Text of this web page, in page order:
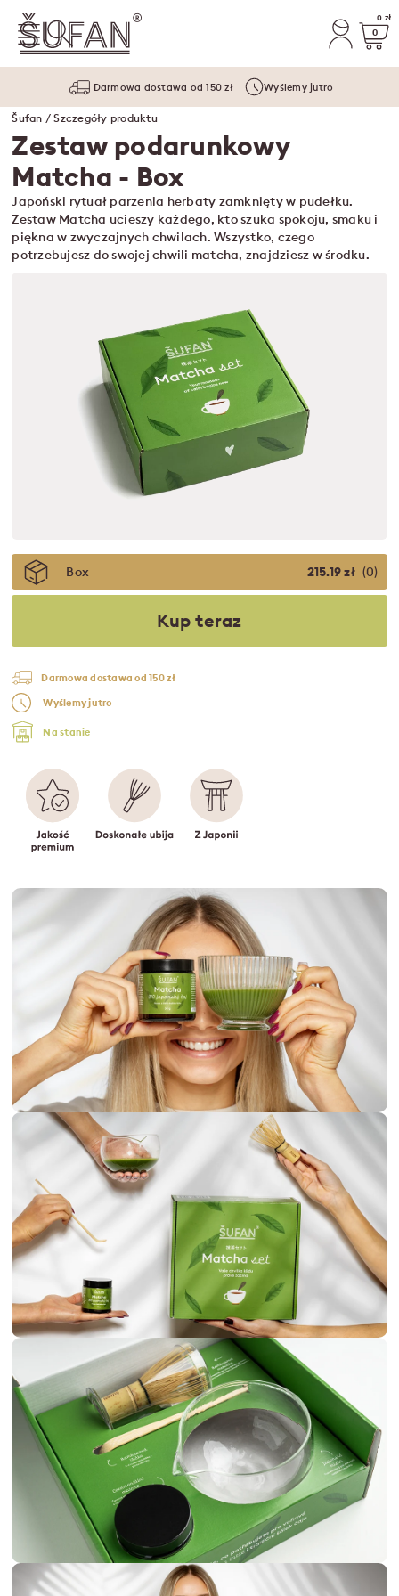
0 zł
0
Darmowa dostawa od 150 zł Wyślemy jutro
Šufan / Szczegóły produktu
Zestaw podarunkowy
Matcha - Box
Japoński rytuał parzenia herbaty zamknięty w pudełku.
Zestaw Matcha ucieszy każdego, kto szuka spokoju, smaku i
piękna w zwyczajnych chwilach. Wszystko, czego
potrzebujesz do swojej chwili matcha, znajdziesz w środku.
Box 215.19 zł (0)
Kup teraz
Darmowa dostawa od 150 zł
Wyślemy jutro
Na stanie